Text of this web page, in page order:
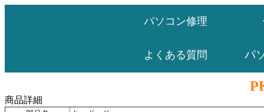
パソコン修理
よくある質問 パ
商品詳細